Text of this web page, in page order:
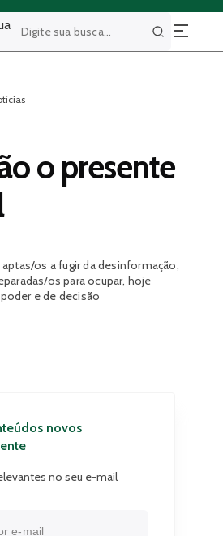
Buscar
o presente
os a fugir da desinformação,
os para ocupar, hoje
e de decisão
novos
no seu e-mail